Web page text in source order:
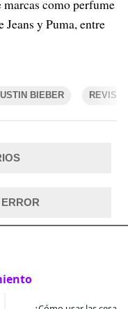
marcas como perfume
y Puma, entre
BIEBER